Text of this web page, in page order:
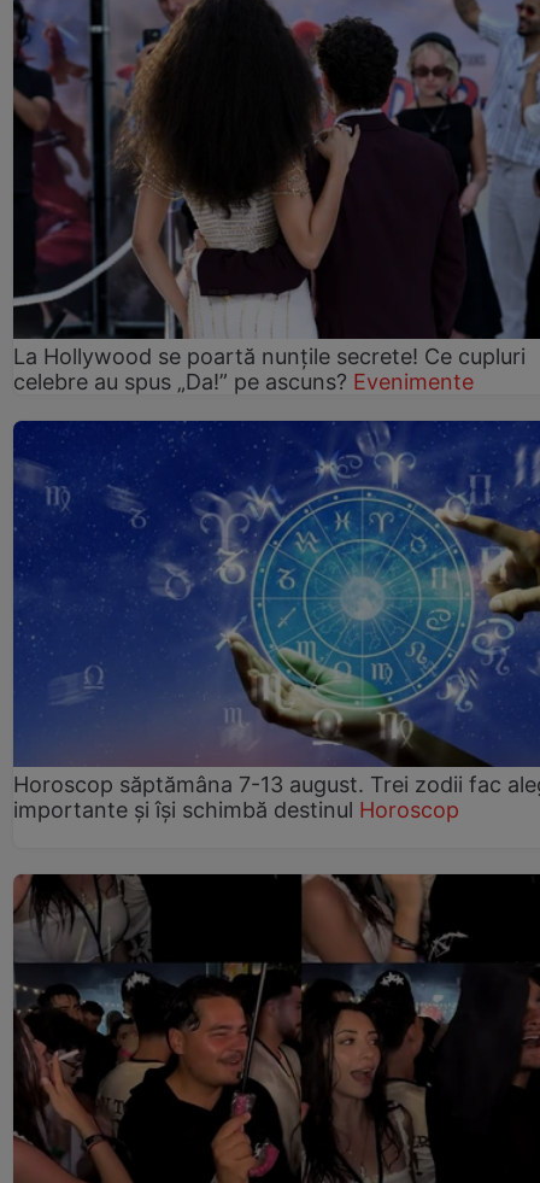
La Hollywood se poartă nunțile secrete! Ce cupluri
celebre au spus „Da!” pe ascuns? Evenimente
Horoscop săptămâna 7-13 august. Trei zodii fac
importante și își schimbă destinul Horoscop